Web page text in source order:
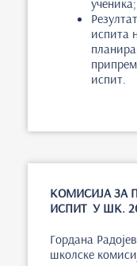
ученика;
испита
испит.
КОМИСИЈА ЗА
ИСПИТ У ШК.
Гордана
школске